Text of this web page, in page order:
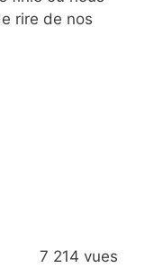
rire de nos
7 214 vues